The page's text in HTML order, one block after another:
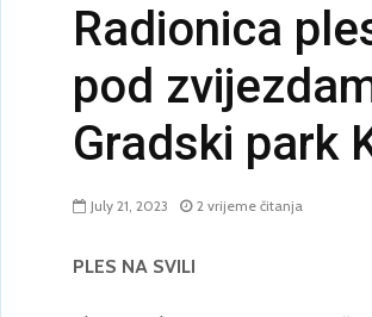
Radionica
pod
Gradski park
July 21, 2023 2 vrijeme čitanja
PLES NA SVILI